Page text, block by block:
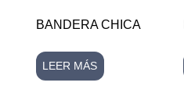
BANDERA CHICA
LEER MÁS